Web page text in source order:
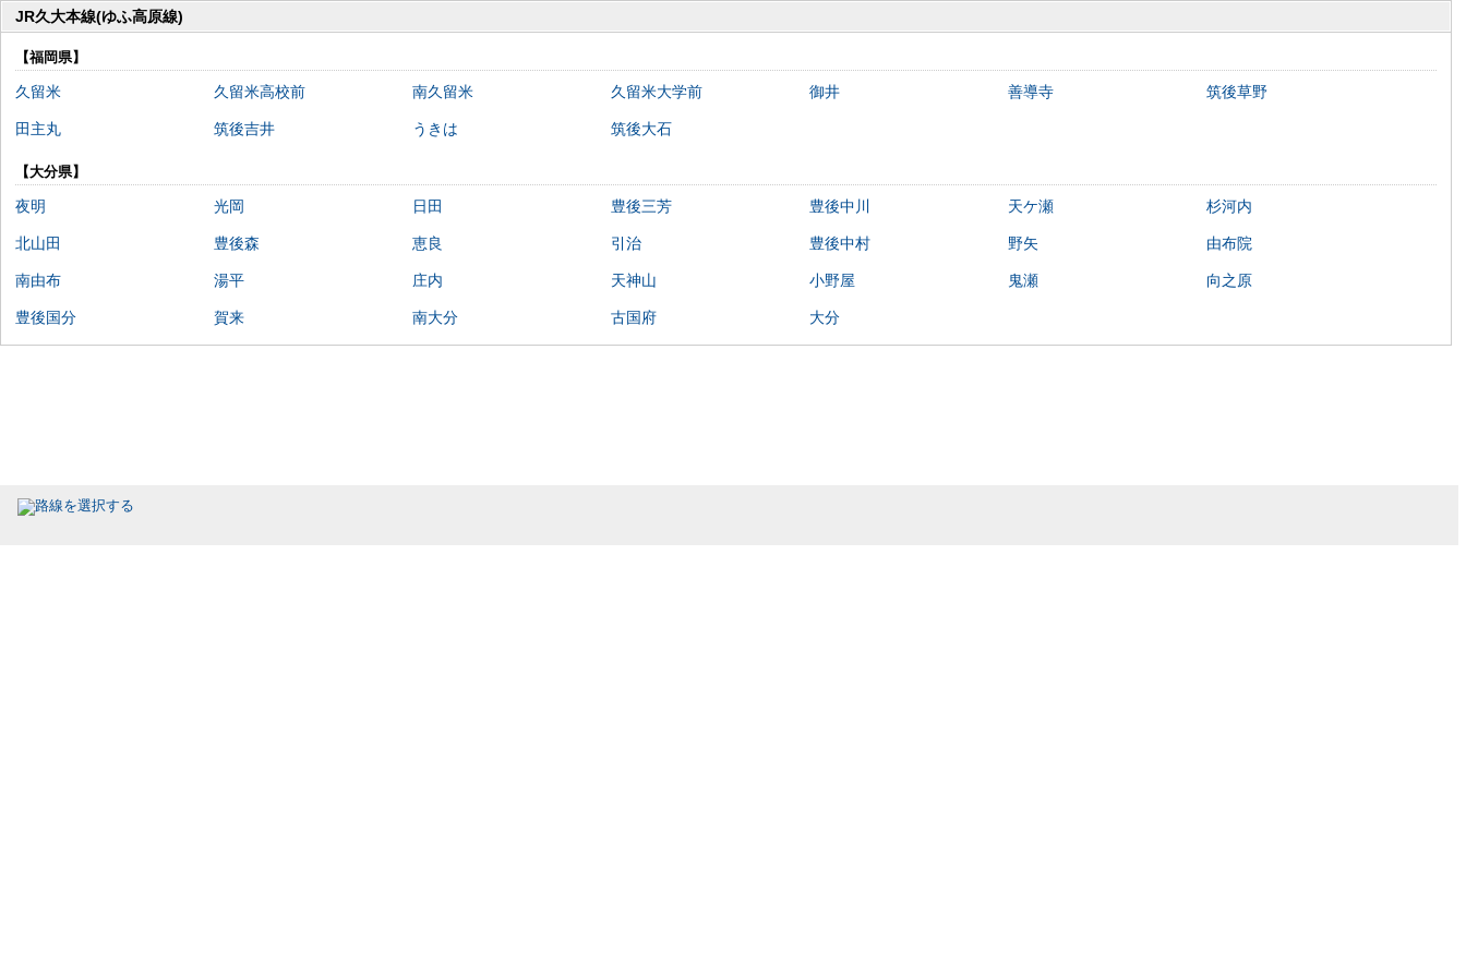
JR久大本線(ゆふ高原線)
【福岡県】
久留米 久留米高校前 南久留米 久留米大学前 御井 善導寺 筑後草野
田主丸 筑後吉井 うきは 筑後大石
【大分県】
夜明 光岡 日田 豊後三芳 豊後中川 天ケ瀬 杉河内
北山田 豊後森 恵良 引治 豊後中村 野矢 由布院
南由布 湯平 庄内 天神山 小野屋 鬼瀬 向之原
豊後国分 賀来 南大分 古国府 大分